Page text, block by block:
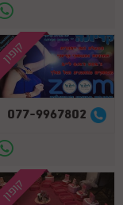
קופון
077-9967802
קופון